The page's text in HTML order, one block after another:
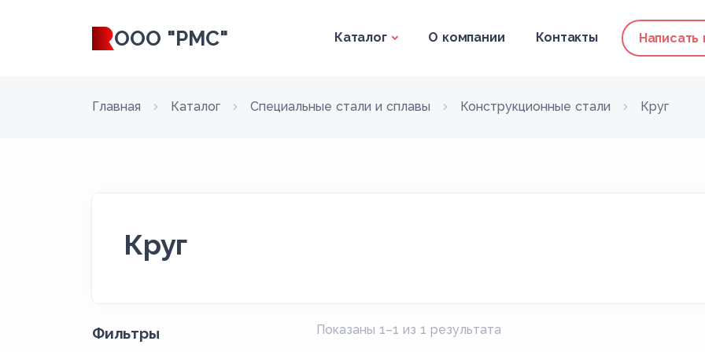
ООО "РМС" Каталог О компании Контакты Написать
Главная Каталог Специальные стали и сплавы Конструкционные стали Круг
Круг
Фильтры Показаны 1–1 из 1 результата